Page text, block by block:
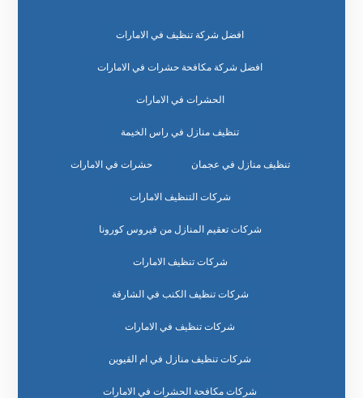
افضل شركة تنظيف في الامارات
افضل شركة مكافحة حشرات في الامارات
الحشرات في الامارات
تنظيف منازل في راس الخيمة
تنظيف منازل في عجمان حشرات في الامارات
شركات التنظيف الامارات
شركات تعقيم المنازل من فيروس كورونا
شركات تنظيف الامارات
شركات تنظيف الكنب في الشارقة
شركات تنظيف في الامارات
شركات تنظيف منازل في ام القيوين
شركات مكافحة الحشرات في الامارات